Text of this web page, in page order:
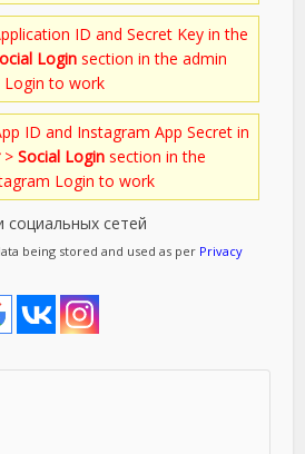
ID and Secret Key in the
Login section in the admin
Login to work
ID and Instagram App Secret in
>Social Login section in the
Login to work
сетей
being stored and used as per Privacy